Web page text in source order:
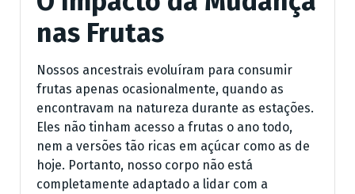
nas Frutas
Nossos ancestrais evoluíram para consumir
frutas apenas ocasionalmente, quando as
encontravam na natureza durante as estações.
Eles não tinham acesso a frutas o ano todo,
nem a versões tão ricas em açúcar como as de
hoje. Portanto, nosso corpo não está
completamente adaptado a lidar com a